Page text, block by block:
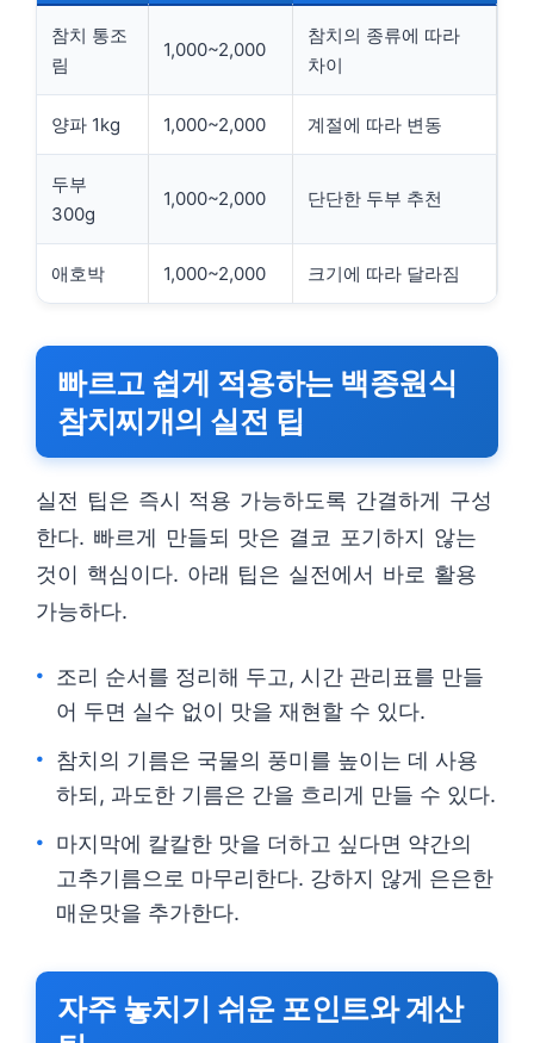
참치 통조
림
1,000~2,000
참치의 종류에 따라
차이
양파 1kg 1,000~2,000 계절에 따라 변동
두부
300g
1,000~2,000 단단한 두부 추천
애호박 1,000~2,000 크기에 따라 달라짐
빠르고 쉽게 적용하는 백종원식
참치찌개의 실전 팁
실전 팁은 즉시 적용 가능하도록 간결하게 구성
한다. 빠르게 만들되 맛은 결코 포기하지 않는
것이 핵심이다. 아래 팁은 실전에서 바로 활용
가능하다.
조리 순서를 정리해 두고, 시간 관리표를 만들
어 두면 실수 없이 맛을 재현할 수 있다.
참치의 기름은 국물의 풍미를 높이는 데 사용
하되, 과도한 기름은 간을 흐리게 만들 수 있다.
마지막에 칼칼한 맛을 더하고 싶다면 약간의
고추기름으로 마무리한다. 강하지 않게 은은한
매운맛을 추가한다.
자주 놓치기 쉬운 포인트와 계산